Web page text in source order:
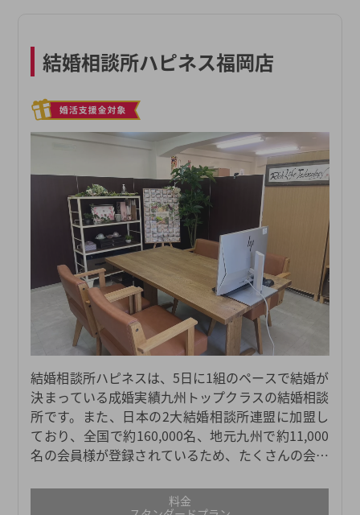
結婚相談所ハピネス福岡店
結婚相談所ハピネスは、5日に1組のペースで結婚が
決まっている成婚実績九州トップクラスの結婚相談
所です。また、日本の2大結婚相談所連盟に加盟し
ており、全国で約160,000名、地元九州で約11,000
名の会員様が登録されているため、たくさんの会員
ます。地元の会員数が多く、きめ細かい婚活サポー
料金